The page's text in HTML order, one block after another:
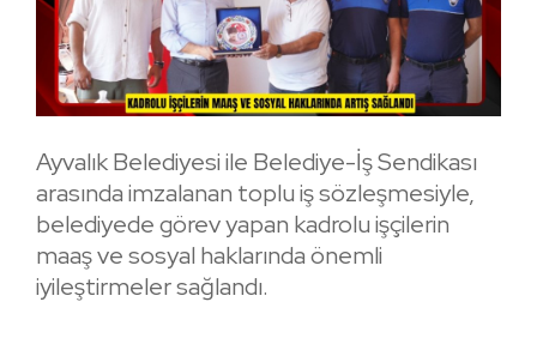
Ayvalık Belediyesi ile Belediye-İş Sendikası
arasında imzalanan toplu iş sözleşmesiyle,
belediyede görev yapan kadrolu işçilerin
maaş ve sosyal haklarında önemli
iyileştirmeler sağlandı.